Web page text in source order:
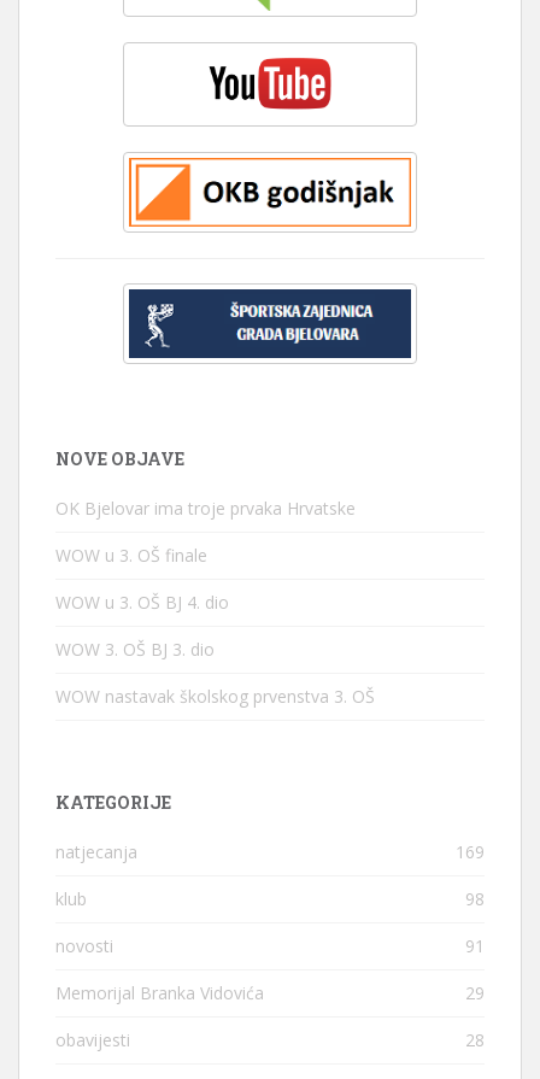
NOVE OBJAVE
OK Bjelovar ima troje prvaka Hrvatske
WOW u 3. OŠ finale
WOW u 3. OŠ BJ 4. dio
WOW 3. OŠ BJ 3. dio
WOW nastavak školskog prvenstva 3. OŠ
KATEGORIJE
natjecanja 169
klub 98
novosti 91
Memorijal Branka Vidovića 29
obavijesti 28